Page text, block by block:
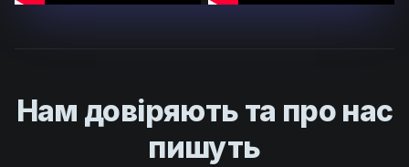
Нам довіряють та про нас
пишуть